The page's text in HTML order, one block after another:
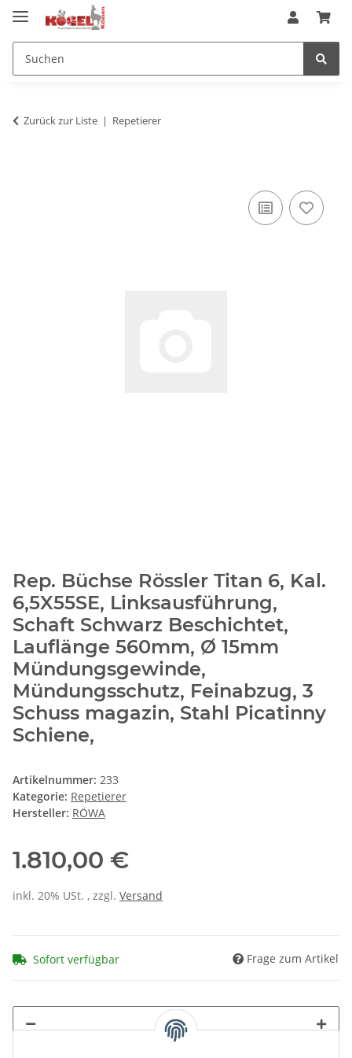
Zurück zur Liste Repetierer
Rep. Büchse Rössler Titan 6, Kal.
6,5X55SE, Linksausführung,
Schaft Schwarz Beschichtet,
Lauflänge 560mm, Ø 15mm
Mündungsgewinde,
Mündungsschutz, Feinabzug, 3
Schuss magazin, Stahl Picatinny
Schiene,
Artikelnummer: 233
Kategorie: Repetierer
Hersteller: RÖWA
1.810,00 €
inkl. 20% USt. , zzgl. Versand
Sofort verfügbar Frage zum Artikel